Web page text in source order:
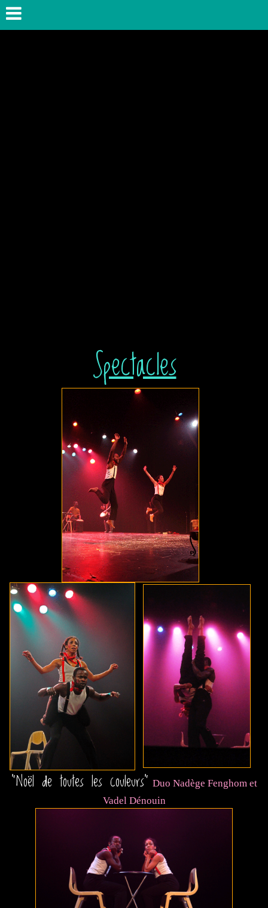
Spectacles
"Noël de toutes les couleurs" Duo Nadège Fenghom et
Vadel Dénouin